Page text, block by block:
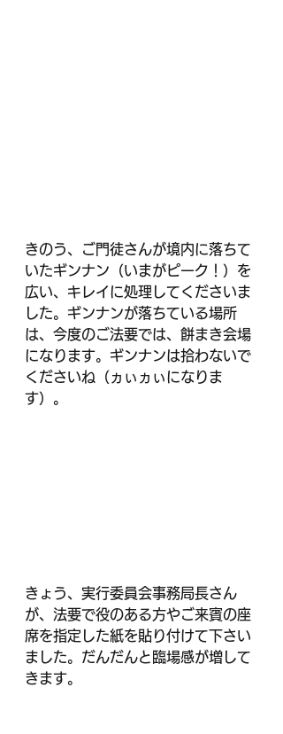
きのう、ご門徒さんが境内に落ちて
いたギンナン（いまがピーク！）を
広い、キレイに処理してくださいま
した。ギンナンが落ちている場所
は、今度のご法要では、餅まき会場
になります。ギンナンは拾わないで
くださいね（ヵぃヵぃになりま
す）。
きょう、実行委員会事務局長さん
が、法要で役のある方やご来賓の座
席を指定した紙を貼り付けて下さい
ました。だんだんと臨場感が増して
きます。